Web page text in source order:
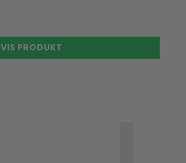
VIS PRODUKT